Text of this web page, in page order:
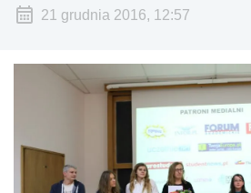
21 grudnia 2016, 12:57